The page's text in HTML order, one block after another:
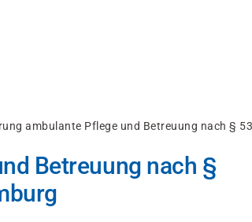
ambulante Pflege und Betreuung nach §
Betreuung nach §